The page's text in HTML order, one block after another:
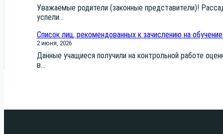
Ува­жа­е­мые роди­те­ли (закон­ные пред­ста­ви­те­ли)!
успе­ли...
Список лиц, рекомендованных к зачислению на
2 июня, 2026
Дан­ные уча­щи­е­ся полу­чи­ли на кон­троль­ной рабо­те
в...